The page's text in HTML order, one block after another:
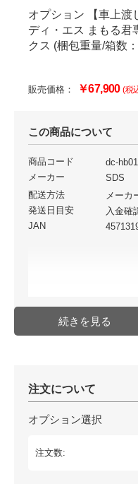
オプション 【車上渡
ディ・エス まもる君
クス (梱包重量/箱数
販売価格： ￥67,900(税
この商品について
商品コード
dc-hb01
メーカー
SDS
配送方法
メーカ
発送日目安
入金確
JAN
注文について
オプション選択
注文数: